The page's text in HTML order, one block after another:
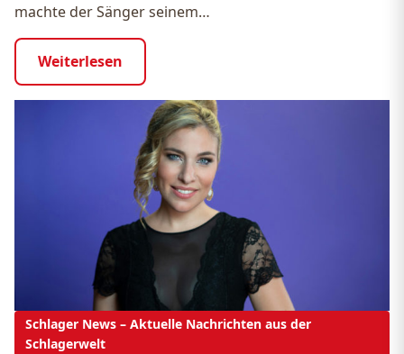
machte der Sänger seinem…
Weiterlesen
Schlager News – Aktuelle Nachrichten aus der
Schlagerwelt